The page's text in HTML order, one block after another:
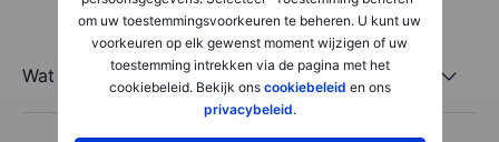
om uw toestemmingsvoorkeuren te beheren. U kunt uw
voorkeuren op elk gewenst moment wijzigen of uw
toestemming intrekken via de pagina met het
cookiebeleid. Bekijk ons cookiebeleid en ons
privacybeleid.
Wat is kassaldo?